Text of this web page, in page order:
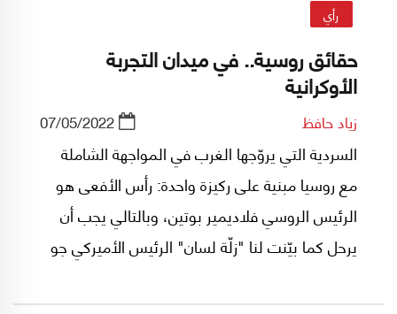
رأي
حقائق روسية.. في ميدان التجربة
الأوكرانية
زياد حافظ 07/05/2022
السردية التي يروّجها الغرب في المواجهة الشاملة
مع روسيا مبنية على ركيزة واحدة: رأس الأفعى هو
الرئيس الروسي فلاديمير بوتين، وبالتالي يجب أن
يرحل كما بيّنت لنا "زلّة لسان" الرئيس الأميركي جو